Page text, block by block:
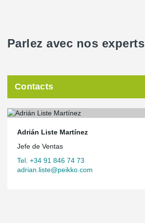
Parlez avec nos experts
Contacts
Adrián Liste Martínez
Jefe de Ventas
Tel. +34 91 846 74 73
adrian.liste@peikko.com